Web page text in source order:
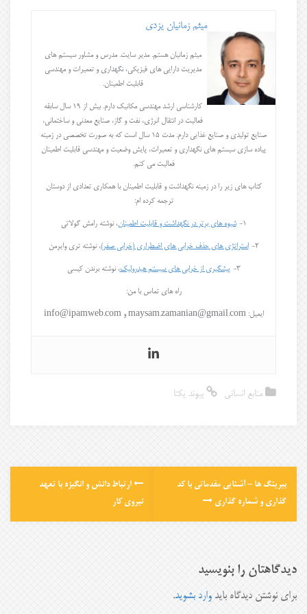
میثم زمانیان یزدی
میثم زمانیان هستم. مدیر سایت. مدرس و مشاور سیستم های
مدیریت دارایی های فیزیکی، نگهداری و تعمیرات و مهندسی
قابلیت اطمینان.
کارشناسی ارشد مهندسی مکانیک دارم. بیش از 19 سال سابقه
فعالیت در انتقال انرژی، نفت و گاز، صنایع معدنی و ساختمانی،
صنایع تولیدی و صنایع غذایی دارم. مدت 15 سال است که به صورت تخصصی در زمینه
پیاده سازی سیستم های نگهداری و تعمیرات، پایش وضعیت و مهندسی قابلیت اطمینان
فعالیت می کنم.
کتاب های زیر را در زمینه نگهداشت و قابلیت اطمینان با همکاری تعدادی از دوستان
ترجمه کرده ام:
1- شیوه های برتر در نگهداشت و قابلیت اطمینان، نوشته رامش گولاتی
2- استراتژی های حذف خرابی های اضطراری (خرابی صفر)، نوشته تری وایرمن
3- پیشگیری از خرابی های سیستم هیدرولیک، نوشته برندن کیسی
راه های تماس با من:
ایمیل: maysam.zamanian@gmail.com و info@ipamweb.com
منابع انسانی پیوند یکتا
ارتباط دانش و انگیزه با تعهد
نیروی کار
بیرینگ ها – آشنایی مقدماتی با کد
گذاری و شماره گذاری
دیدگاهتان را بنویسید
برای نوشتن دیدگاه باید وارد بشوید.